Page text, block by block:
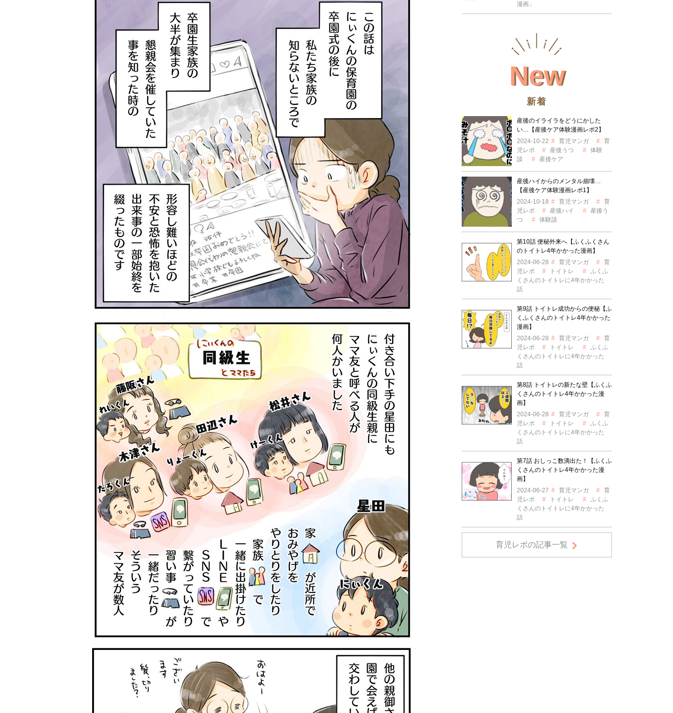
漫画」
New
新着
産後のイライラをどうにかした
い…【産後ケア体験漫画レポ2】
2024-10-22
育児マンガ
育
児レポ
産後うつ
体験
談
産後ケア
産後ハイからのメンタル崩壊…
【産後ケア体験漫画レポ1】
2024-10-18
育児マンガ
育
児レポ
産後ハイ
産後う
つ
体験談
第10話 便秘外来へ【ふくふくさん
のトイトレ4年かかった漫画】
2024-06-28
育児マンガ
育
児レポ
トイトレ
ふくふ
くさんのトイトレに4年かかった
話
第9話 トイトレ成功からの便秘【ふ
くふくさんのトイトレ4年かかった
漫画】
2024-06-28
育児マンガ
育
児レポ
トイトレ
ふくふ
くさんのトイトレに4年かかった
話
第8話 トイトレの新たな壁【ふくふ
くさんのトイトレ4年かかった漫
画】
2024-06-28
育児マンガ
育
児レポ
トイトレ
ふくふ
くさんのトイトレに4年かかった
話
第7話 おしっこ数滴出た！【ふくふ
くさんのトイトレ4年かかった漫
画】
2024-06-27
育児マンガ
育
児レポ
トイトレ
ふくふ
くさんのトイトレに4年かかった
話
育児レポの記事一覧